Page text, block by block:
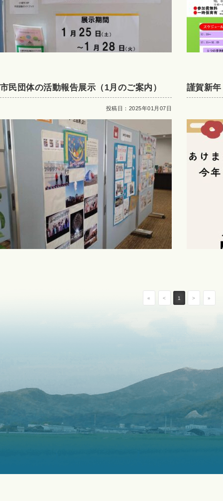
市民団体の活動報告展示（1月のご案内）
投稿日：2025年01月07日
謹賀新
« < 1 > »